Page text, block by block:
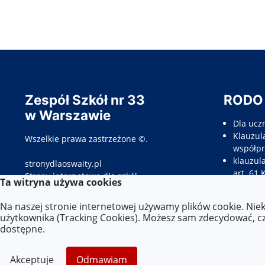
Zespół Szkół nr 33
w Warszawie
Wszelkie prawa zastrzeżone ©.
stronydlaoswaity.pl
Strony internetowe dla szkółotwiera się w nowym oknie
RODO
Dla
art. 61
Ta witryna używa cookies
Na naszej stronie internetowej używamy plików cookie.
użytkownika (Tracking Cookies). Możesz sam
dostępne.
Akceptuje Odmawiam